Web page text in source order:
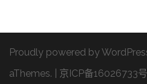
Proudly powered by
aThemes.
京ICP备16026733